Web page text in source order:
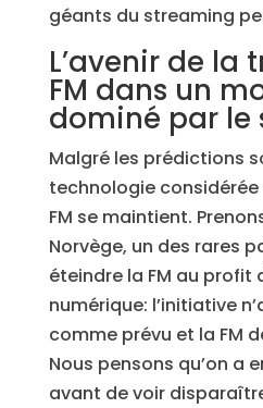
géants du streaming
L’avenir de la
FM dans un
dominé par le
Malgré les prédictions
technologie considérée
FM se maintient.
Norvège, un des rares
éteindre la FM au profit
numérique: l’initiative
comme prévu et la FM
Nous pensons qu’on a
avant de voir